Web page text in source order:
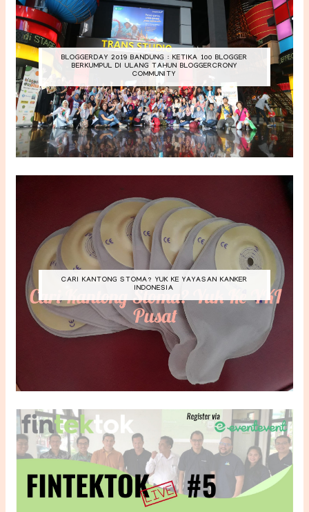
BLOGGERDAY 2019 BANDUNG : KETIKA 100 BLOGGER
BERKUMPUL DI ULANG TAHUN BLOGGERCRONY
COMMUNITY
CARI KANTONG STOMA? YUK KE YAYASAN KANKER
INDONESIA